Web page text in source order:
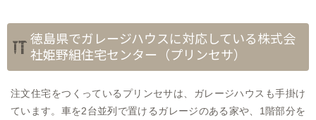
徳島県でガレージハウスに対応している株式会
社姫野組住宅センター（プリンセサ）
注文住宅をつくっているプリンセサは、ガレージハウスも手掛け
ています。車を2台並列で置けるガレージのある家や、1階部分を